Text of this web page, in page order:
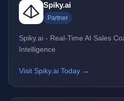
Spiky.ai
Partner
Spiky.ai - Real-Time AI Sales
Intelligence
Visit Spiky.ai Today →